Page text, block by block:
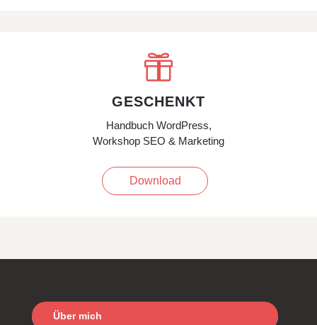

GESCHENKT
Handbuch WordPress,
Workshop SEO & Marketing
Download
Über mich